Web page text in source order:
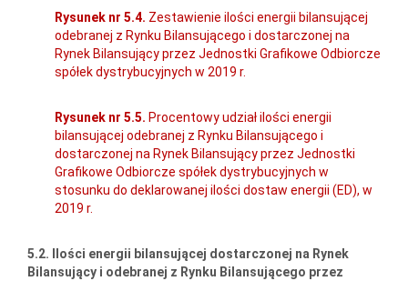
Rysunek nr 5.4. Zestawienie ilości energii bilansującej
odebranej z Rynku Bilansującego i dostarczonej na
Rynek Bilansujący przez Jednostki Grafikowe Odbiorcze
spółek dystrybucyjnych w 2019 r.
Rysunek nr 5.5. Procentowy udział ilości energii
bilansującej odebranej z Rynku Bilansującego i
dostarczonej na Rynek Bilansujący przez Jednostki
Grafikowe Odbiorcze spółek dystrybucyjnych w
stosunku do deklarowanej ilości dostaw energii (ED), w
2019 r.
5.2. Ilości energii bilansującej dostarczonej na Rynek
Bilansujący i odebranej z Rynku Bilansującego przez